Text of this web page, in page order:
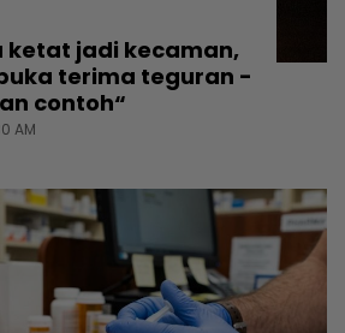
ketat jadi kecaman,
terima teguran -
contoh“
AM